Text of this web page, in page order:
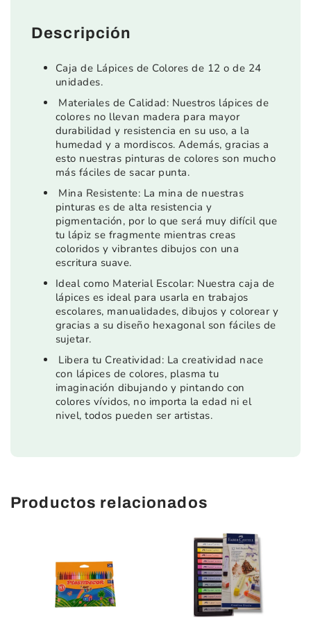
Descripción
Caja de Lápices de Colores de 12 o de 24
unidades.
Materiales de Calidad: Nuestros lápices de
colores no llevan madera para mayor
durabilidad y resistencia en su uso, a la
humedad y a mordiscos. Además, gracias a
esto nuestras pinturas de colores son mucho
más fáciles de sacar punta.
Mina Resistente: La mina de nuestras
pinturas es de alta resistencia y
pigmentación, por lo que será muy difícil que
tu lápiz se fragmente mientras creas
coloridos y vibrantes dibujos con una
escritura suave.
Ideal como Material Escolar: Nuestra caja de
lápices es ideal para usarla en trabajos
escolares, manualidades, dibujos y colorear y
gracias a su diseño hexagonal son fáciles de
sujetar.
Libera tu Creatividad: La creatividad nace
con lápices de colores, plasma tu
imaginación dibujando y pintando con
colores vívidos, no importa la edad ni el
nivel, todos pueden ser artistas.
Productos relacionados